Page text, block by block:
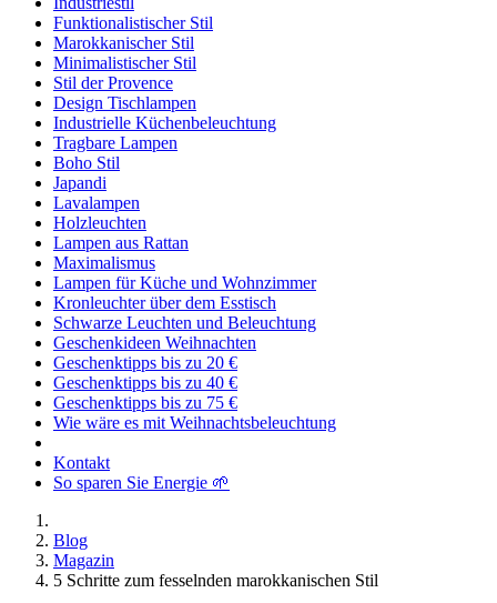
Funktionalistischer Stil
Marokkanischer Stil
Minimalistischer Stil
Stil der Provence
Design Tischlampen
Industrielle Küchenbeleuchtung
Tragbare Lampen
Boho Stil
Japandi
Lavalampen
Holzleuchten
Lampen aus Rattan
Maximalismus
Lampen für Küche und Wohnzimmer
Kronleuchter über dem Esstisch
Schwarze Leuchten und Beleuchtung
Geschenkideen Weihnachten
Geschenktipps bis zu 20 €
Geschenktipps bis zu 40 €
Geschenktipps bis zu 75 €
Wie wäre es mit Weihnachtsbeleuchtung
Kontakt
So sparen Sie Energie 🌱
Blog
Magazin
5 Schritte zum fesselnden marokkanischen Stil